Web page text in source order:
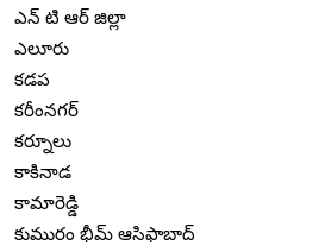
ఎన్ టి ఆర్ జిల్లా
ఎలూరు
కడప
కరీంనగర్
కర్నూలు
కాకినాడ
కామారెడ్డి
కుమురం భీమ్ ఆసిఫాబాద్